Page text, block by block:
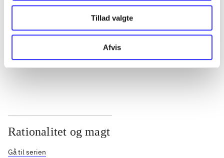
Tillad valgte
Afvis
...
Rationalitet og magt
Gå til serien